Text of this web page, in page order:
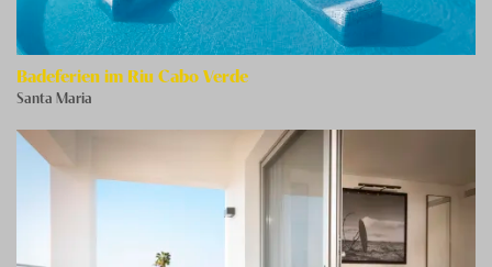
Badeferien im Riu Cabo Verde
Santa Maria